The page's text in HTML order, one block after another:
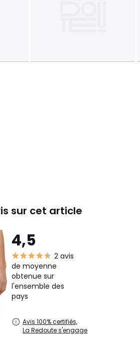
sur cet article
4,5
2 avis
de moyenne
obtenue sur
l'ensemble des
pays
Avis 100% certifiés,
La Redoute s'engage